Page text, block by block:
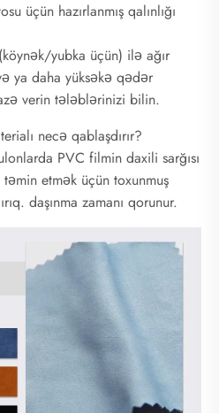
üçün hazırlanmış qalınlığı
yubka üçün) ilə ağır
ya daha yüksəkə qədər
verin tələblərinizi bilin.
necə qablaşdırır?
PVC filmin daxili sarğısı
təmin etmək üçün toxunmuş
daşınma zamanı qorunur.